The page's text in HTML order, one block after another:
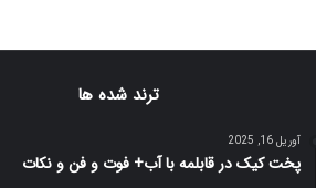
ترند شده ها
آوریل 16, 2025
پخت کیک در قابلمه با آب+ فوت و فن و نکات